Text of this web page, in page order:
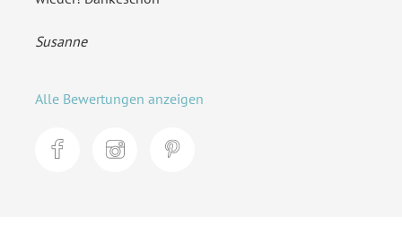
Susanne
Alle Bewertungen anzeigen